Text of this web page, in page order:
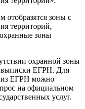
зоны с
территорий,
зоны
охранной зоны
выписки ЕГРН. Для
из ЕГРН можно
на официальном
услуг.